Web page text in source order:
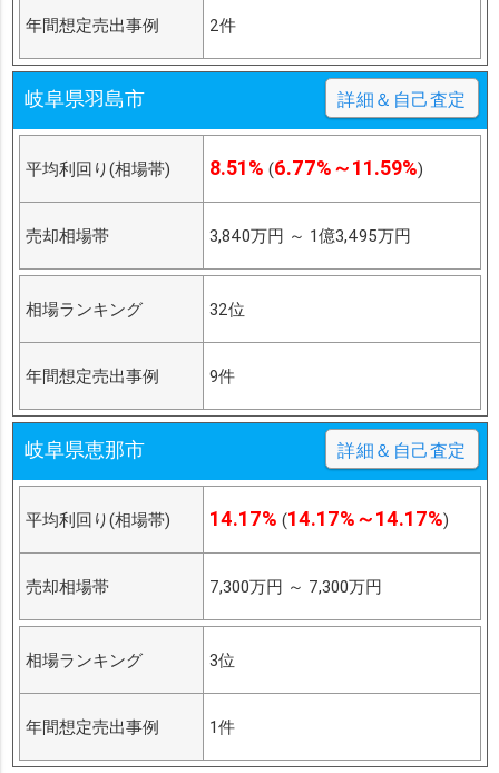
年間想定売出事例 2件
岐阜県羽島市 詳細＆自己査定
平均利回り(相場帯) 8.51% (6.77%～11.59%)
売却相場帯 3,840万円 ～ 1億3,495万円
相場ランキング 32位
年間想定売出事例 9件
岐阜県恵那市 詳細＆自己査定
平均利回り(相場帯) 14.17% (14.17%～14.17%)
売却相場帯 7,300万円 ～ 7,300万円
相場ランキング 3位
年間想定売出事例 1件